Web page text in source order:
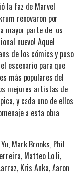
la faz de Marvel
renovaron por
mayor parte de los
nuevo! Aquel
de los cómics y puso
escenario para que
más populares del
mejores artistas de
y cada uno de ellos
a esta obra
Mark Brooks, Phil
Matteo Lolli,
Kris Anka, Aaron